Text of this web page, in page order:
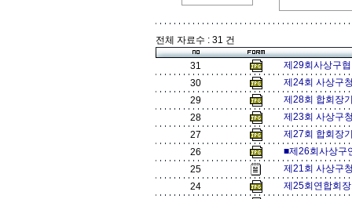
전체 자료수 : 31 건
31
제29회사상구
30
제24회 사상구
29
제28회 합회장
28
제23회 사상구
27
제27회 합회장
26
■제26회사상구
25
제21회 사상구
24
제25회연합회